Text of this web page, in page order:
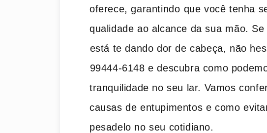
oferece, garantindo ⁤que você tenha
qualidade ao alcance da sua⁢ mão.
⁢está te dando dor de cabeça, não
⁤99444-6148 e descubra como
tranquilidade no seu lar. Vamos
causas de entupimentos e como
pesadelo no seu cotidiano.